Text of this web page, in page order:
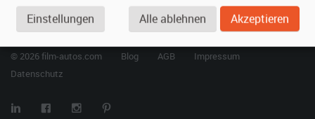
unsere Top 10 ...
© 2026 film-autos.com Blog AGB
Impressum
Datenschutz
Einstellungen Alle ablehnen Akzeptieren